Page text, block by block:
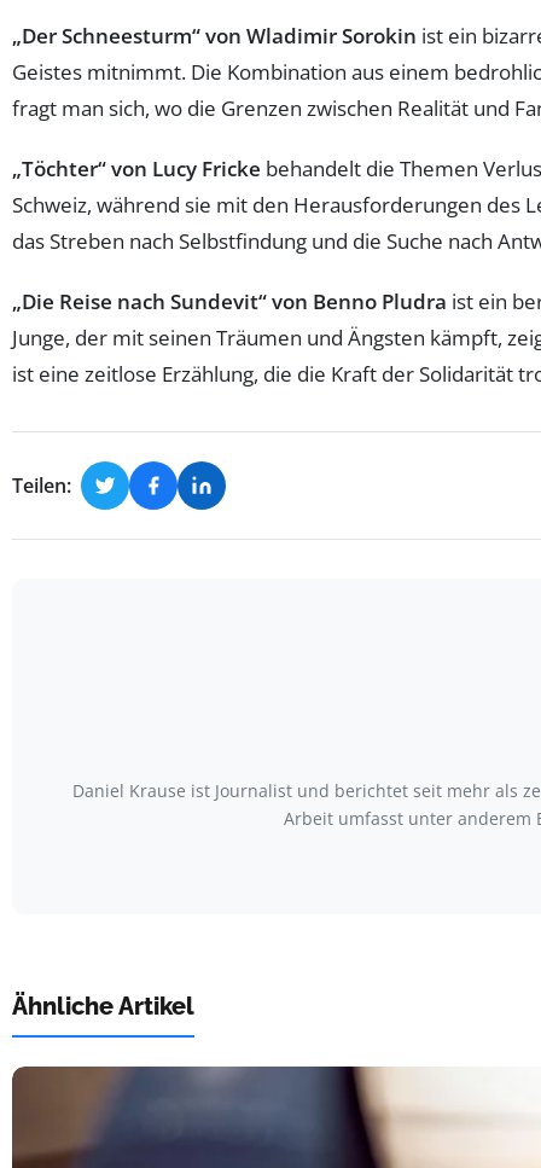
„Der Schneesturm“ von Wladimir Sorokin ist ein
Geistes mitnimmt. Die Kombination aus einem
fragt man sich, wo die Grenzen zwischen Realität und
„Töchter“ von Lucy Fricke behandelt die Themen
Schweiz, während sie mit den Herausforderungen des
das Streben nach Selbstfindung und die Suche nach
„Die Reise nach Sundevit“ von Benno Pludra ist ein
Junge, der mit seinen Träumen und Ängsten kämpft,
ist eine zeitlose Erzählung, die die Kraft der Solidarität
Teilen:
Daniel Krause ist Journalist und berichtet seit mehr als
Arbeit umfasst unter anderem
Ähnliche Artikel